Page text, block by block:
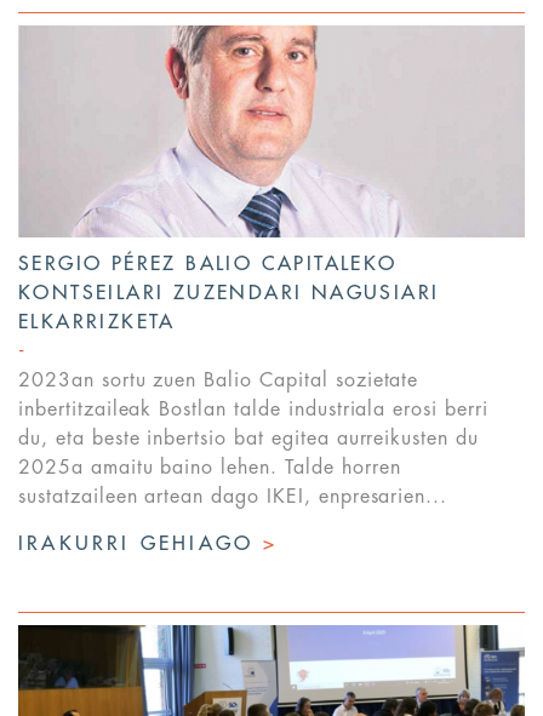
SERGIO PÉREZ BALIO CAPITALEKO
KONTSEILARI ZUZENDARI NAGUSIARI
ELKARRIZKETA
2023an sortu zuen Balio Capital sozietate
inbertitzaileak Bostlan talde industriala erosi berri
du, eta beste inbertsio bat egitea aurreikusten du
2025a amaitu baino lehen. Talde horren
sustatzaileen artean dago IKEI, enpresarien...
IRAKURRI GEHIAGO>